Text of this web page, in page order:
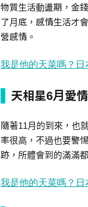
物質生活動盪期，金
了月底，感情生活才
營感情。
天相星6月
隨著11月的到來，也
率很高，不過也要警
跡，所體會到的滿滿